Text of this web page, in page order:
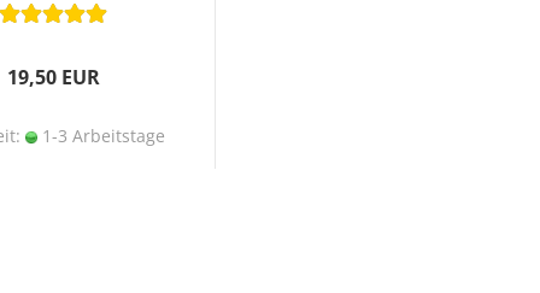
19,50 EUR
1-3 Arbeitstage